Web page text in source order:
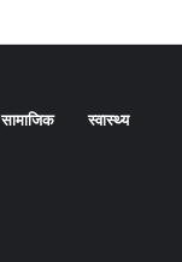
सामाजिक स्वास्थ्य